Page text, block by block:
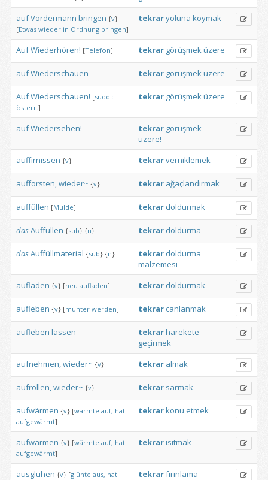
aufVordermann bringen {v}
[Etwas wieder in Ordnung bringen]
tekraryoluna koymak
AufWiederhören! [Telefon] tekrar görüşmeküzere
aufWiederschauen tekrar görüşmeküzere
AufWiederschauen! [südd.:
österr.]
tekrar görüşmeküzere
aufWiedersehen! tekrar görüşmek
üzere!
auffirnissen {v} tekrarverniklemek
aufforsten,wieder~ {v} tekrar ağaçlandırmak
auffüllen [Mulde] tekrar doldurmak
dasAuffüllen {sub} {n} tekrar doldurma
dasAuffüllmaterial {sub} {n} tekrar doldurma
malzemesi
aufladen {v} [neu aufladen] tekrar doldurmak
aufleben {v} [munter werden] tekrar canlanmak
aufleben lassen tekrarharekete
geçirmek
aufnehmen,wieder~ {v} tekrar almak
aufrollen,wieder~ {v} tekrar sarmak
aufwärmen {v} [wärmte auf, hat
aufgewärmt]
tekrarkonu etmek
aufwärmen {v} [wärmte auf, hat
aufgewärmt]
tekrarısıtmak
ausglühen {v} [glühte aus, hat
tekrarfırınlama